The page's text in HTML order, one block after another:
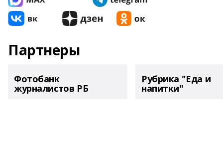
Партнеры
Фотобанк
журналистов РБ
Рубрика "Еда и
напитки"